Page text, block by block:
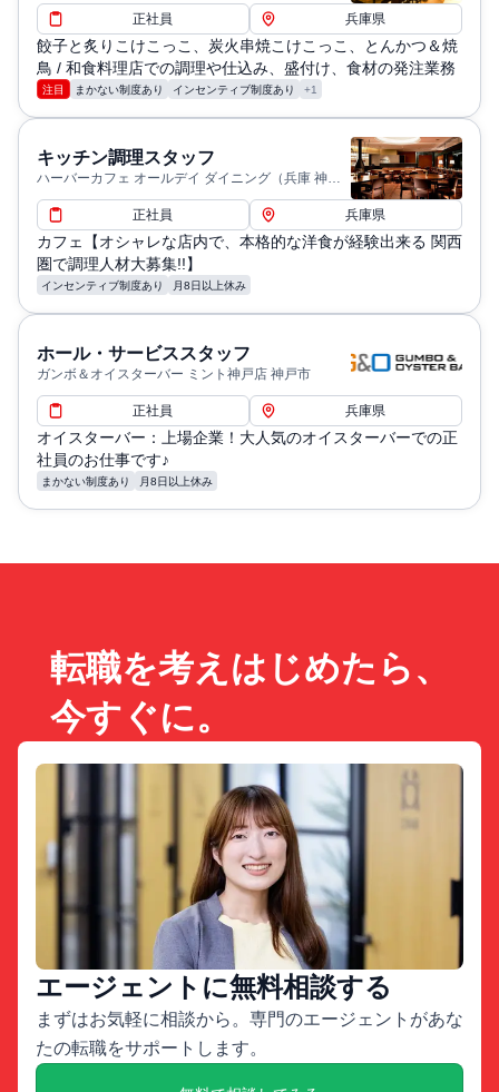
正社員 兵庫県
餃子と炙りこけこっこ、炭火串焼こけこっこ、とんかつ＆焼
鳥 / 和食料理店での調理や仕込み、盛付け、食材の発注業務
注目 まかない制度あり インセンティブ制度あり +1
キッチン調理スタッフ
ハーバーカフェ オールデイ ダイニング（兵庫 神
戸） 神戸市
正社員
兵庫県
カフェ【オシャレな店内で、本格的な洋食が経験出来る 関西
圏で調理人材大募集!!】
インセンティブ制度あり 月8日以上休み
ホール・サービススタッフ
ガンボ＆オイスターバー ミント神戸店 神戸市
正社員 兵庫県
オイスターバー：上場企業！大人気のオイスターバーでの正
社員のお仕事です♪
まかない制度あり 月8日以上休み
転職を考えはじめたら、
今すぐに。
エージェントに無料相談する
まずはお気軽に相談から。専門のエージェントがあな
たの転職をサポートします。